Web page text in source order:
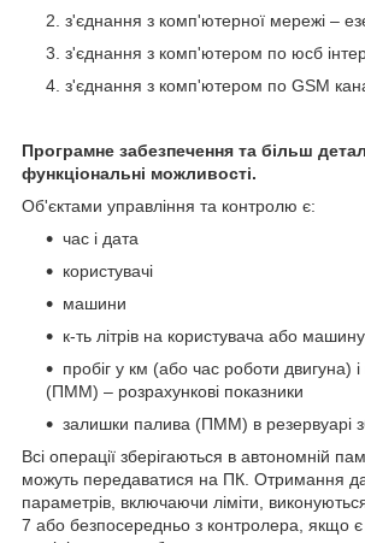
з'єднання з комп'ютерної мережі –
з'єднання з комп'ютером по юсб
з'єднання з комп'ютером по GSM
Програмне забезпечення та більш
функціональні можливості.
Об'єктами управління та контролю є:
час і дата
користувачі
машини
к-ть літрів на користувача або машину
пробіг у км (або час роботи двигуна)
(ПММ) – розрахункові показники
залишки палива (ПММ) в резервуарі
Всі операції зберігаються в автономній
можуть передаватися на ПК. Отримання
параметрів, включаючи ліміти,
7 або безпосередньо з контролера, якщо є